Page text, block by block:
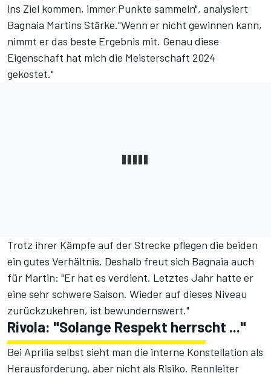
ins Ziel kommen, immer Punkte sammeln", analysiert
Bagnaia Martins Stärke."Wenn er nicht gewinnen kann,
nimmt er das beste Ergebnis mit. Genau diese
Eigenschaft hat mich die Meisterschaft 2024
gekostet."
Trotz ihrer Kämpfe auf der Strecke pflegen die beiden
ein gutes Verhältnis. Deshalb freut sich Bagnaia auch
für Martin: "Er hat es verdient. Letztes Jahr hatte er
eine sehr schwere Saison. Wieder auf dieses Niveau
zurückzukehren, ist bewundernswert."
Rivola: "Solange Respekt herrscht ..."
Bei Aprilia selbst sieht man die interne Konstellation als
Herausforderung, aber nicht als Risiko. Rennleiter